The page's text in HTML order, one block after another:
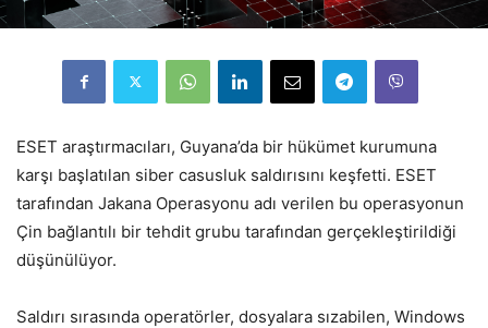
ESET araştırmacıları, Guyana’da bir hükümet kurumuna
karşı başlatılan siber casusluk saldırısını keşfetti. ESET
tarafından Jakana Operasyonu adı verilen bu operasyonun
Çin bağlantılı bir tehdit grubu tarafından gerçekleştirildiği
düşünülüyor.
Saldırı sırasında operatörler, dosyalara sızabilen, Windows